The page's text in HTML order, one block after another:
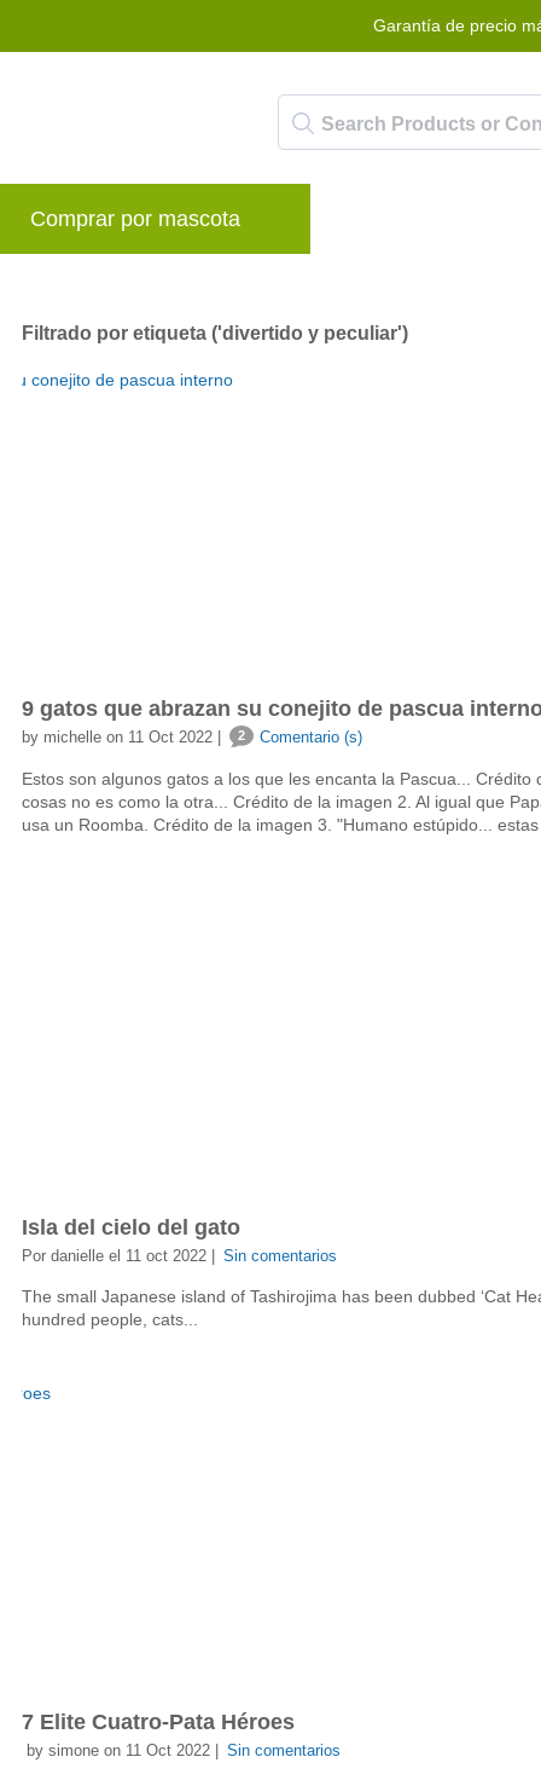
Garantía de precio
Comprar por mascota
Filtrado por etiqueta ('divertido y peculiar')
9 gatos que abrazan su conejito de pascua
by michelle on 11 Oct 2022 | 2 Comentario (s)
Estos son algunos gatos a los que les encanta la Pascua... Crédito
cosas no es como la otra... Crédito de la imagen 2. Al igual que
usa un Roomba. Crédito de la imagen 3. "Humano estúpido...
Isla del cielo del gato
Por danielle el 11 oct 2022 | Sin comentarios
The small Japanese island of Tashirojima has been dubbed ‘Cat
hundred people, cats...
7 Elite Cuatro-Pata Héroes
by simone on 11 Oct 2022 | Sin comentarios